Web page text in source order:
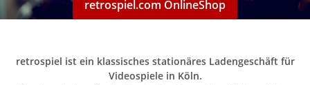
retrospiel.com OnlineShop
retrospiel ist ein klassisches stationäres Ladengeschäft für
Videospiele in Köln.